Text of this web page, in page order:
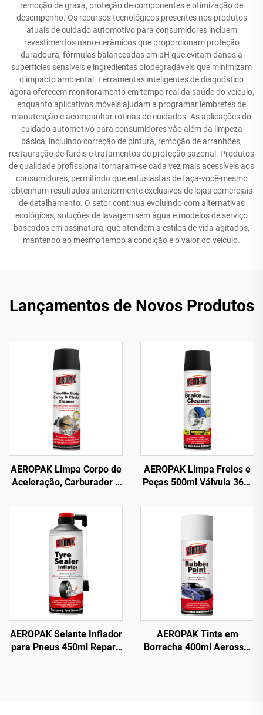
remoção de graxa, proteção de componentes e otimização de
desempenho. Os recursos tecnológicos presentes nos produtos
atuais de cuidado automotivo para consumidores incluem
revestimentos nano-cerâmicos que proporcionam proteção
duradoura, fórmulas balanceadas em pH que evitam danos a
superfícies sensíveis e ingredientes biodegradáveis que minimizam
o impacto ambiental. Ferramentas inteligentes de diagnóstico
agora oferecem monitoramento em tempo real da saúde do veículo,
enquanto aplicativos móveis ajudam a programar lembretes de
manutenção e acompanhar rotinas de cuidados. As aplicações do
cuidado automotivo para consumidores vão além da limpeza
básica, incluindo correção de pintura, remoção de arranhões,
restauração de faróis e tratamentos de proteção sazonal. Produtos
de qualidade profissional tornaram-se cada vez mais acessíveis aos
consumidores, permitindo que entusiastas de faça-você-mesmo
obtenham resultados anteriormente exclusivos de lojas comerciais
de detalhamento. O setor continua evoluindo com alternativas
ecológicas, soluções de lavagem sem água e modelos de serviço
baseados em assinatura, que atendem a estilos de vida agitados,
mantendo ao mesmo tempo a condição e o valor do veículo.
Lançamentos de Novos Produtos
AEROPAK Limpa Corpo de
Aceleração, Carburador e
Carburação para Carro
AEROPAK Limpa Freios e
Peças 500ml Válvula 360°
para Freios
AEROPAK Selante Inflador
para Pneus 450ml Reparo
AEROPAK Tinta em
Borracha 400ml Aerossol